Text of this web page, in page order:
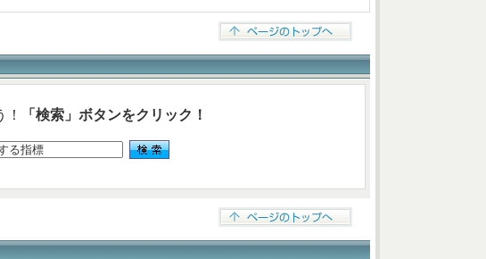
「検索」ボタンをクリック！